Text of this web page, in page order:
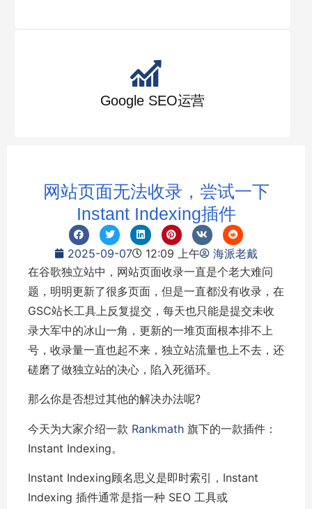
Google SEO运营
网站页面无法收录，尝试一下
Instant Indexing插件
2025-09-07 12:09 上午
海派老戴
在谷歌独立站中，网站页面收录一直是个老大难问
题，明明更新了很多页面，但是一直都没有收录，在
GSC站长工具上反复提交，每天也只能是提交未收
录大军中的冰山一角，更新的一堆页面根本排不上
号，收录量一直也起不来，独立站流量也上不去，还
磋磨了做独立站的决心，陷入死循环。
那么你是否想过其他的解决办法呢?
今天为大家介绍一款 Rankmath 旗下的一款插件：
Instant Indexing。
Instant Indexing顾名思义是即时索引，Instant
Indexing 插件通常是指一种 SEO 工具或